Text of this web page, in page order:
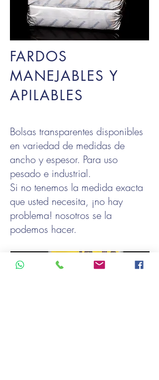
FARDOS
MANEJABLES Y
APILABLES
Bolsas transparentes disponibles
en variedad de medidas de
ancho y espesor. Para uso
pesado e industrial.
Si no tenemos la medida exacta
que usted necesita, ¡no hay
problema! nosotros se la
podemos hacer.